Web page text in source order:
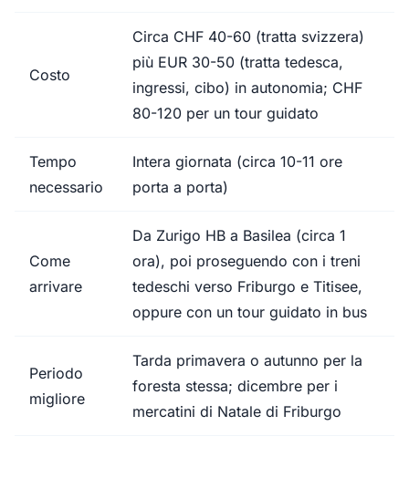
Costo
Circa CHF 40-60 (tratta svizzera)
più EUR 30-50 (tratta tedesca,
ingressi, cibo) in autonomia; CHF
80-120 per un tour guidato
Tempo
necessario
Intera giornata (circa 10-11 ore
porta a porta)
Come
arrivare
Da Zurigo HB a Basilea (circa 1
ora), poi proseguendo con i treni
tedeschi verso Friburgo e Titisee,
oppure con un tour guidato in bus
Periodo
migliore
Tarda primavera o autunno per la
foresta stessa; dicembre per i
mercatini di Natale di Friburgo